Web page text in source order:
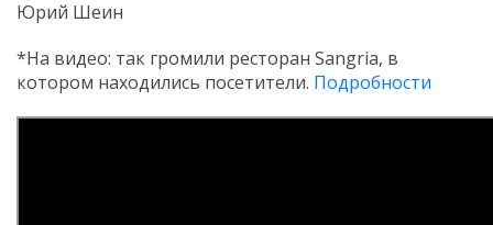
Юрий Шеин
*На видео: так громили ресторан Sangria, в
котором находились посетители. Подробности